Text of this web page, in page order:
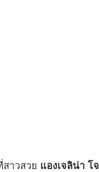
สาวสวย แองเจลิน่า โจ